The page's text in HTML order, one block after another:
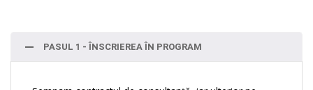
PASUL 1 - ÎNSCRIEREA ÎN PROGRAM